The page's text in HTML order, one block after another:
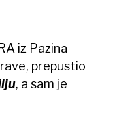
iz Pazina
prepustio
, a sam je